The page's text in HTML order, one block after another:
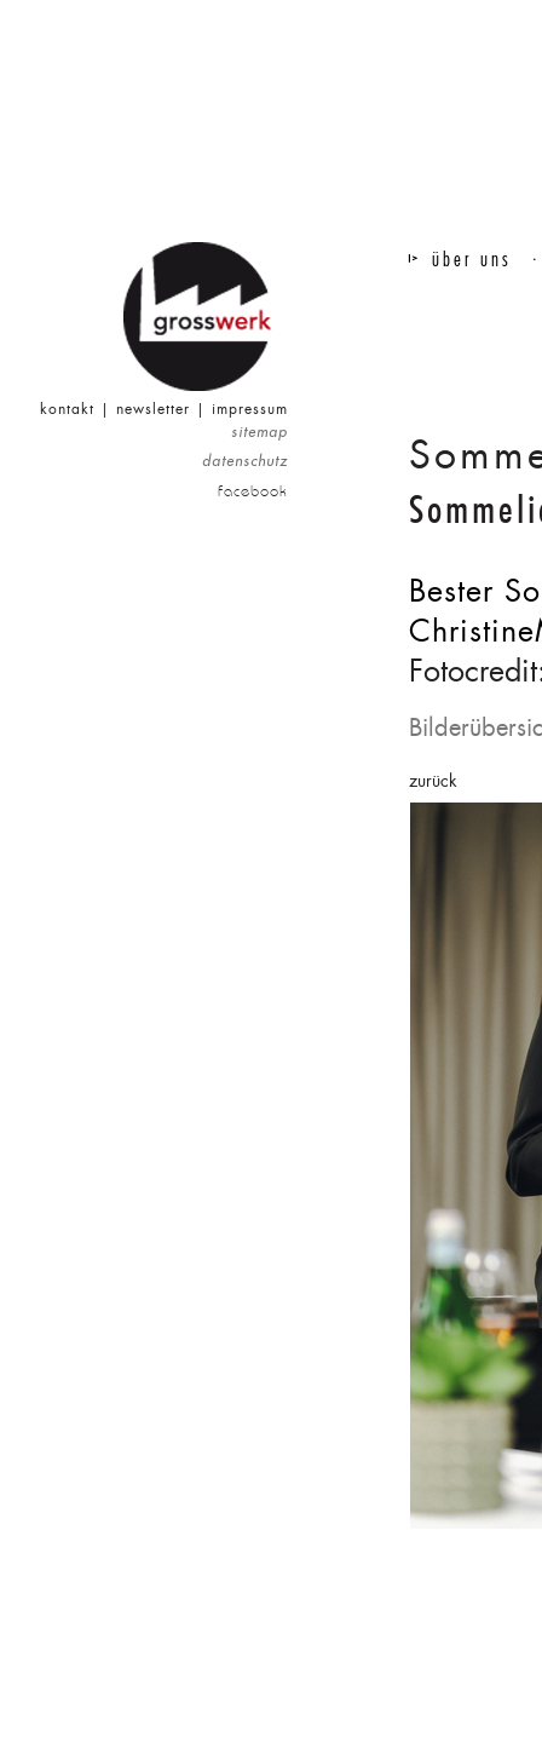
kontakt | newsletter | impressum
sitemap
datenschutz
facebook
über uns
Bester
zurück